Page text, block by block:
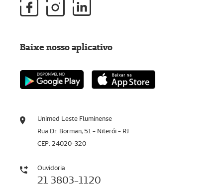
Unimed Leste Fluminense
Rua Dr. Borman, 51 - Niterói - RJ
CEP: 24020-320
Ouvidoria
21 3803-1120
Baixe nosso aplicativo